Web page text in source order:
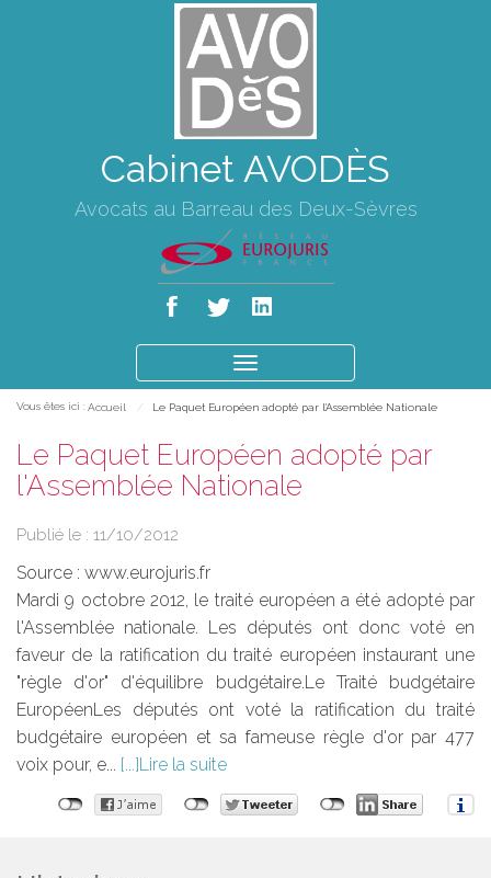
Cabinet AVODÈS
Avocats au Barreau des Deux-Sèvres
le
Vous êtes ici : Accueil Le Paquet Européen adopté par l'Assemblée Nationale
Le Paquet Européen adopté par
l'Assemblée Nationale
Publié le : 11/10/2012
Source : www.eurojuris.fr
Mardi 9 octobre 2012, le traité européen a été adopté par
l'Assemblée nationale. Les députés ont donc voté en
faveur de la ratification du traité européen instaurant une
"règle d'or" d'équilibre budgétaire.Le Traité budgétaire
EuropéenLes députés ont voté la ratification du traité
budgétaire européen et sa fameuse règle d'or par 477
voix pour, e...
Lire la suite